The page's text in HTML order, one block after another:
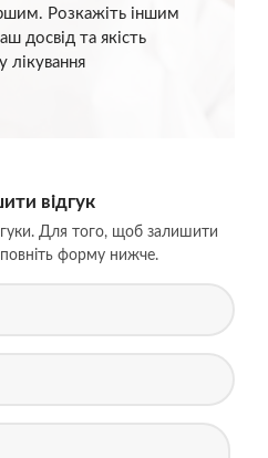
Розкажіть іншим
досвід та якість
лікування
відгук
Для того, щоб залишити
форму нижче.